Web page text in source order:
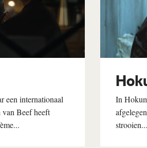
een internationaal
van Beef heeft
In